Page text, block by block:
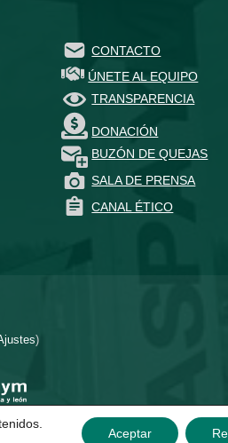
CONTACTO
ÚNETE AL EQUIPO
TRANSPARENCIA
DONACIÓN
BUZÓN DE QUEJAS
SALA DE PRENSA
CANAL ÉTICO
)
Aceptar